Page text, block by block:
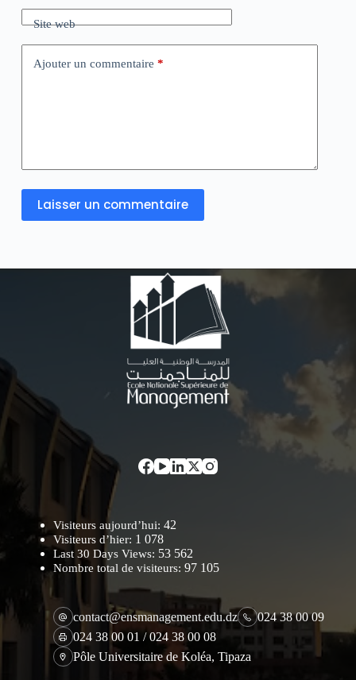
Site web
Ajouter un commentaire *
Laisser un commentaire
Visiteurs aujourd’hui: 42
Visiteurs d’hier: 1 078
Last 30 Days Views: 53 562
Nombre total de visiteurs: 97 105
contact@ensmanagement.edu.dz
024 38 00 09
024 38 00 01 / 024 38 00 08
Pôle Universitaire de Koléa, Tipaza